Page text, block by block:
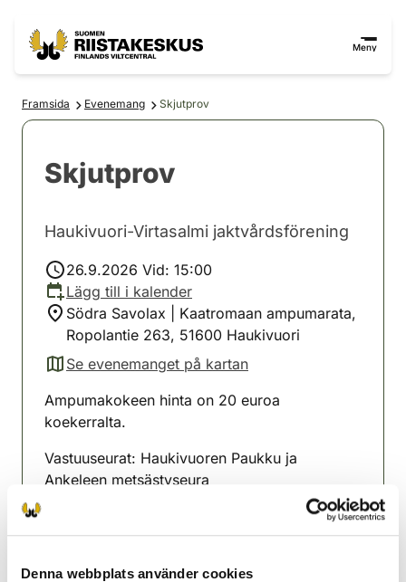
Denna webbplats använder cookies
Meny
Framsida Evenemang Skjutprov
Skjutprov
Haukivuori-Virtasalmi jaktvårdsförening
26.9.2026 Vid: 15:00
Lägg till i kalender
Södra Savolax | Kaatromaan ampumarata,
Ropolantie 263, 51600 Haukivuori
Se evenemanget på kartan
(avautuu uuteen välilehteen)
Ampumakokeen hinta on 20 euroa
koekerralta.
Vastuuseurat: Haukivuoren Paukku ja
Ankeleen metsästyseura
Södra Savolax